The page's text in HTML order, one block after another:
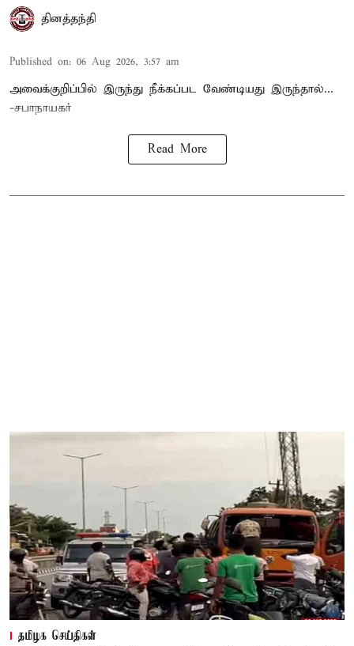
தினத்தந்தி
Published on: 06 Aug 2026, 3:57 am
அவைக்குறிப்பில் இருந்து நீக்கப்பட வேண்டியது இருந்தால்...
-சபாநாயகர்
Read More
தமிழக செய்திகள்